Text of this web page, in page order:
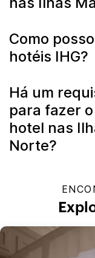
Como
hotéis IHG?
Há um
para fazer
hotel nas
Norte?